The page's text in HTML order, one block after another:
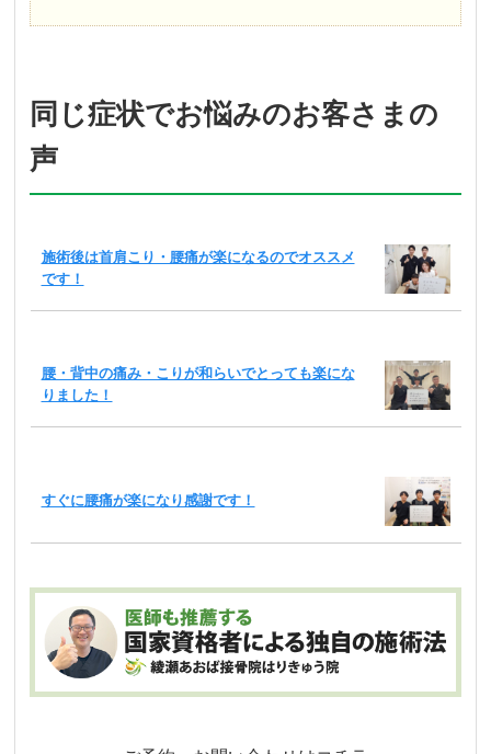
同じ症状でお悩みのお客さまの
声
施術後は首肩こり・腰痛が楽になるのでオススメ
です！
腰・背中の痛み・こりが和らいでとっても楽にな
りました！
すぐに腰痛が楽になり感謝です！